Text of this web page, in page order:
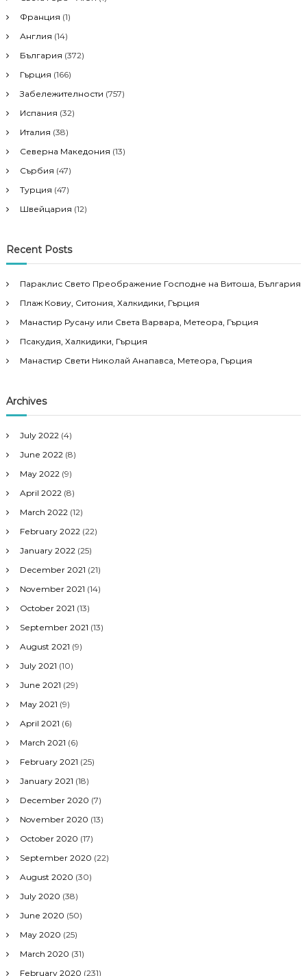
Франция (1)
Англия (14)
България (372)
Гърция (166)
Забележителности (757)
Испания (32)
Италия (38)
Северна Македония (13)
Сърбия (47)
Турция (47)
Швейцария (12)
Recent Posts
Параклис Свето Преображение Господне на Витоша, България
Плаж Ковиу, Ситония, Халкидики, Гърция
Манастир Русану или Света Варвара, Метеора, Гърция
Псакудия, Халкидики, Гърция
Манастир Свети Николай Анапавса, Метеора, Гърция
Archives
July 2022 (4)
June 2022 (8)
May 2022 (9)
April 2022 (8)
March 2022 (12)
February 2022 (22)
January 2022 (25)
December 2021 (21)
November 2021 (14)
October 2021 (13)
September 2021 (13)
August 2021 (9)
July 2021 (10)
June 2021 (29)
May 2021 (9)
April 2021 (6)
March 2021 (6)
February 2021 (25)
January 2021 (18)
December 2020 (7)
November 2020 (13)
October 2020 (17)
September 2020 (22)
August 2020 (30)
July 2020 (38)
June 2020 (50)
May 2020 (25)
March 2020 (31)
February 2020 (231)